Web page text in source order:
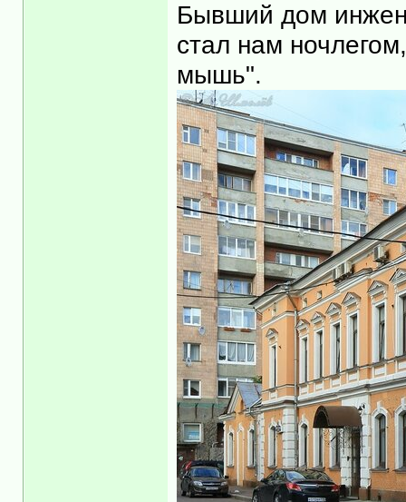
Бывший дом
стал нам
мышь".